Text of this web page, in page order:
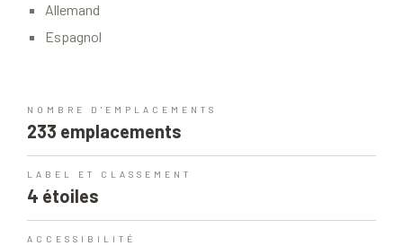
Allemand
Espagnol
NOMBRE D'EMPLACEMENTS
233 emplacements
LABEL ET CLASSEMENT
4 étoiles
ACCESSIBILITÉ